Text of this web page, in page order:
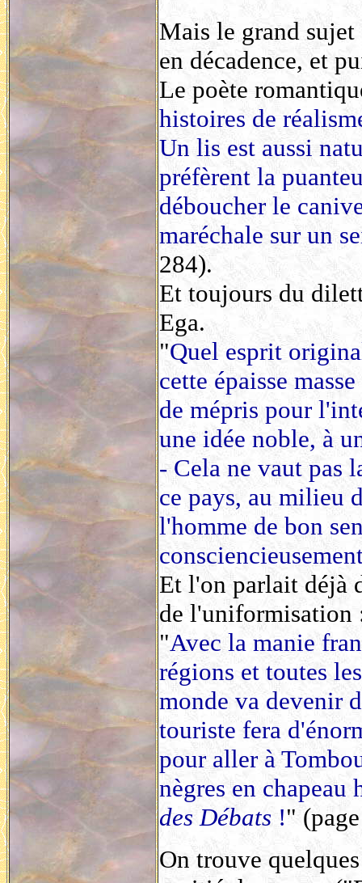
Mais le grand sujet
en décadence, et
Le poète
histoires de
Un lis est aussi
préfèrent la
déboucher le
maréchale sur un
284).
Et toujours du
Ega.
"Quel esprit
cette épaisse
de mépris pour
une idée noble, à
- Cela ne vaut pas
ce pays, au milieu
l'homme de bon
Et l'on parlait déjà
de l'uniformisation
"Avec la manie
régions et toutes
monde va devenir
touriste fera
pour aller à
nègres en
des Débats !"
On trouve